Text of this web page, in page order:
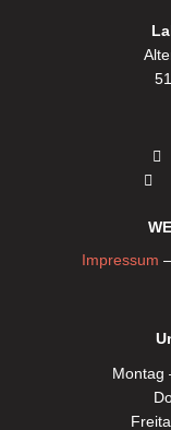
Impressum –
Montag